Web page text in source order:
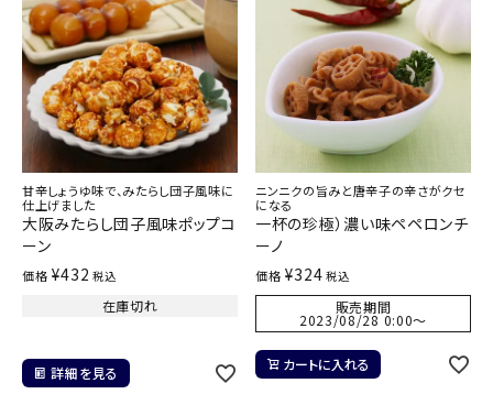
甘辛しょうゆ味で、みたらし団子風味に
仕上げました
大阪みたらし団子風味ポップコ
ーン
価格 ¥432 税込
在庫切れ
詳細を見る
ニンニクの旨みと唐辛子の辛さがクセ
になる
一杯の珍極）濃い味ペペロンチ
ーノ
価格 ¥324 税込
販売期間
2023/08/28 0:00〜
カートに入れる